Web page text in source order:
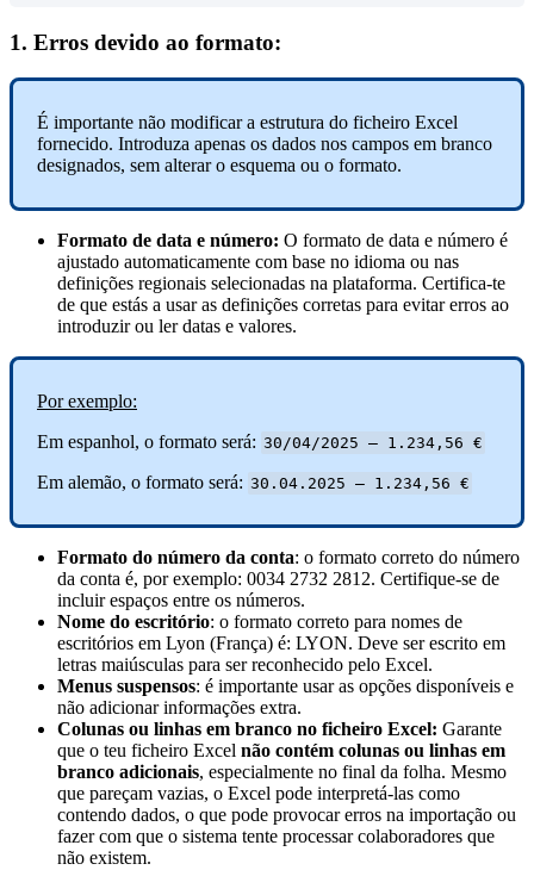
1. Erros devido ao formato:
É importante não modificar a estrutura do ficheiro Excel
fornecido. Introduza apenas os dados nos campos em branco
designados, sem alterar o esquema ou o formato.
Formato de data e número: O formato de data e número é
ajustado automaticamente com base no idioma ou nas
definições regionais selecionadas na plataforma. Certifica-te
de que estás a usar as definições corretas para evitar erros ao
introduzir ou ler datas e valores.
Por exemplo:
Em espanhol, o formato será: 30/04/2025 – 1 . 234, 56 €
Em alemão, o formato será: 30 . 04. 2025 – 1 . 234, 56 €
Formato do número da conta: o formato correto do número
da conta é, por exemplo: 0034 2732 2812. Certifique-se de
incluir espaços entre os números.
Nome do escritório: o formato correto para nomes de
escritórios em Lyon (França) é: LYON. Deve ser escrito em
letras maiúsculas para ser reconhecido pelo Excel.
Menus suspensos: é importante usar as opções disponíveis e
não adicionar informações extra.
Colunas ou linhas em branco no ficheiro Excel: Garante
que o teu ficheiro Excel não contém colunas ou linhas em
branco adicionais, especialmente no final da folha. Mesmo
que pareçam vazias, o Excel pode interpretá-las como
contendo dados, o que pode provocar erros na importação ou
fazer com que o sistema tente processar colaboradores que
não existem.